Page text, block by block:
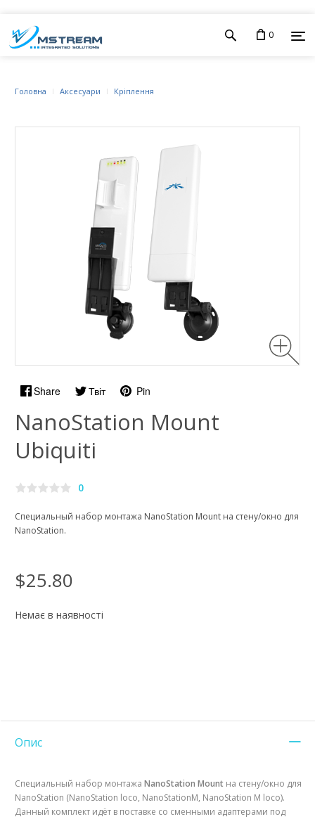
0
Головна Аксесуари Кріплення
Share Твіт Pin
NanoStation Mount
Ubiquiti
0
Специальный набор монтажа NanoStation Mount на стену/окно для
NanoStation.
$25.80
Немає в наявності
Опис
Специальный набор монтажа NanoStation Mount на стену/окно для
NanoStation (NanoStation loco, NanoStationM, NanoStation M loco).
Данный комплект идёт в поставке со сменными адаптерами под